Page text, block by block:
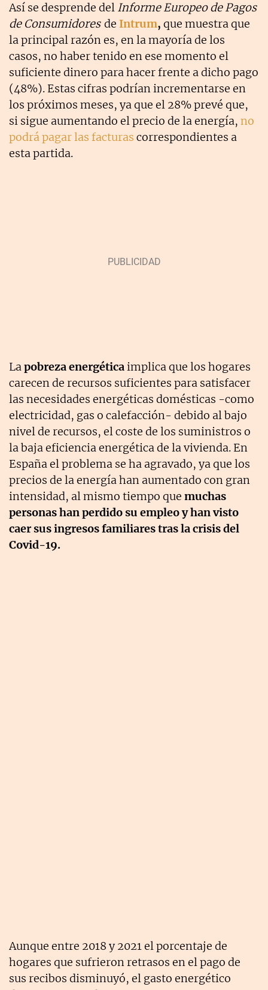
Así se desprende del Informe Europeo de Pagos
de Consumidores de Intrum, que muestra que
la principal razón es, en la mayoría de los
casos, no haber tenido en ese momento el
suficiente dinero para hacer frente a dicho pago
(48%). Estas cifras podrían incrementarse en
los próximos meses, ya que el 28% prevé que,
si sigue aumentando el precio de la energía, no
podrá pagar las facturas correspondientes a
esta partida.
Lapobreza energéticaimplica que los hogares
carecen de recursos suficientes para satisfacer
las necesidades energéticas domésticas -como
electricidad, gas o calefacción- debido al bajo
nivel de recursos, el coste de los suministros o
la baja eficiencia energética de la vivienda. En
España el problema se ha agravado, ya que los
precios de la energía han aumentado con gran
intensidad, al mismo tiempo que muchas
personas han perdido su empleo y han visto
caer sus ingresos familiares tras la crisis del
Covid-19.
Aunque entre 2018 y 2021 el porcentaje de
hogares que sufrieron retrasos en el pago de
sus recibos disminuyó, el gasto energético